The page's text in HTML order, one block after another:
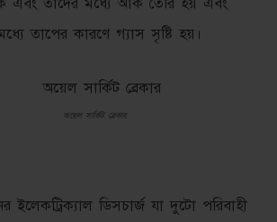
তাপের কারণে গ্যাস সৃষ্টি হয়।
অয়েল সার্কিট ব্রেকার
ডিসচার্জ যা দুটো পরিবাহী